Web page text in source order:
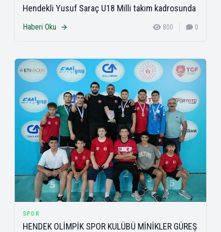
Hendekli Yusuf Saraç U18 Milli takım kadrosunda
Haberi Oku 800 0
SPOR
HENDEK OLİMPİK SPOR KULÜBÜ MİNİKLER GÜREŞ